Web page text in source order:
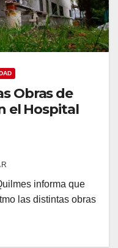
Obras de
el Hospital
informa que
las distintas obras